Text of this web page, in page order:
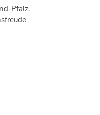
Pfalz.